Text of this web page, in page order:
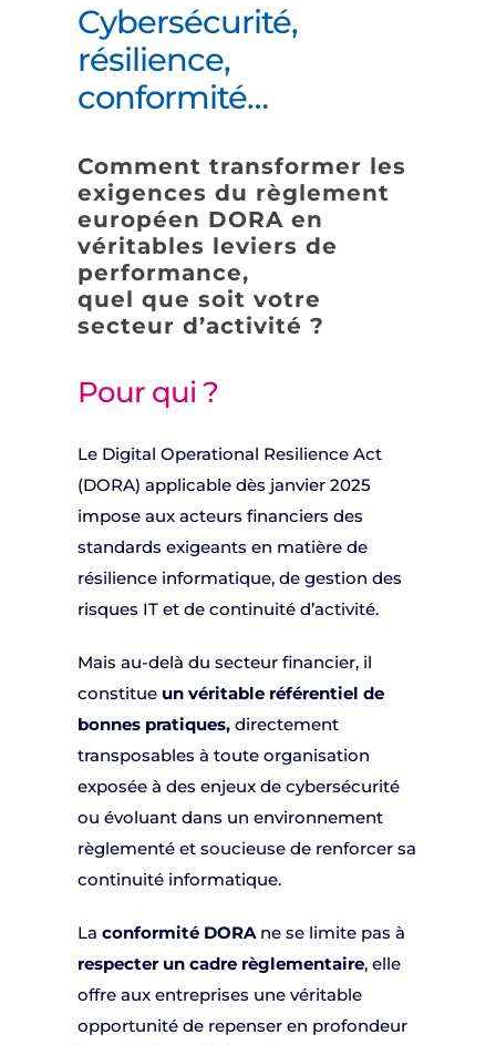
Cybersécurité,
résilience,
conformité…
Comment transformer les
exigences du règlement
européen DORA en
véritables leviers de
performance,
quel que soit votre
secteur d’activité ?
Pour qui ?
Le Digital Operational Resilience Act
(DORA) applicable dès janvier 2025
impose aux acteurs financiers des
standards exigeants en matière de
résilience informatique, de gestion des
risques IT et de continuité d’activité.
Mais au-delà du secteur financier, il
constitueun véritable référentiel de
bonnes pratiques,directement
transposables à toute organisation
exposée à des enjeux de cybersécurité
ou évoluant dans un environnement
règlementé et soucieuse de renforcer sa
continuité informatique.
La conformité DORAne se limite pas à
respecter un cadre règlementaire, elle
offre aux entreprises une véritable
opportunité de repenser en profondeur